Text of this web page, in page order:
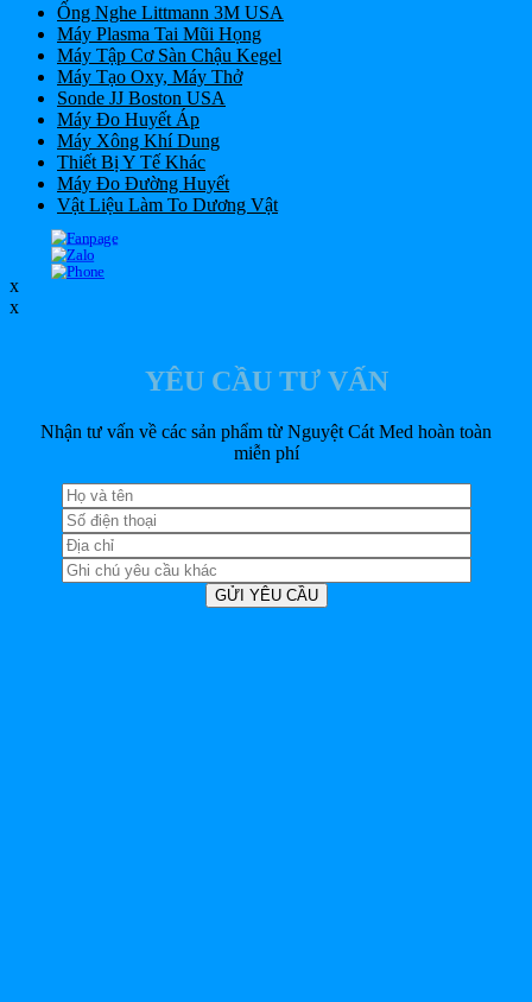
Ống Nghe Littmann 3M USA
Máy Plasma Tai Mũi Họng
Máy Tập Cơ Sàn Chậu Kegel
Máy Tạo Oxy, Máy Thở
Sonde JJ Boston USA
Máy Đo Huyết Áp
Máy Xông Khí Dung
Thiết Bị Y Tế Khác
Máy Đo Đường Huyết
Vật Liệu Làm To Dương Vật
x
x
YÊU CẦU TƯ VẤN
Nhận tư vấn về các sản phẩm từ Nguyệt Cát Med hoàn toàn
miễn phí